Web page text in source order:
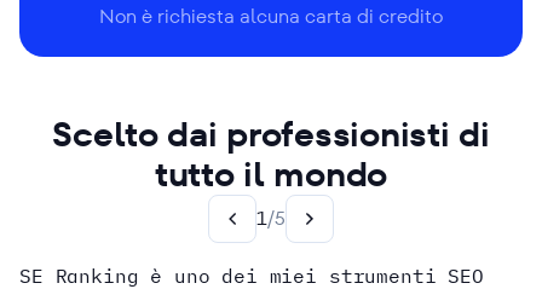
Non è richiesta alcuna carta di credito
Scelto dai professionisti di
tutto il mondo
1/5
SE Ranking è uno dei miei strumenti SEO